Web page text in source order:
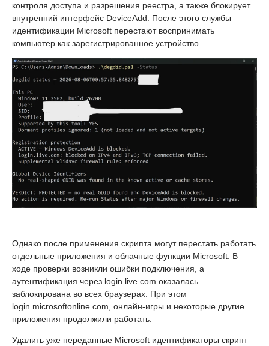
контроля доступа и разрешения реестра, а также блокирует
внутренний интерфейс DeviceAdd. После этого службы
идентификации Microsoft перестают воспринимать
компьютер как зарегистрированное устройство.
Однако после применения скрипта могут перестать работать
отдельные приложения и облачные функции Microsoft. В
ходе проверки возникли ошибки подключения, а
аутентификация через login.live.com оказалась
заблокирована во всех браузерах. При этом
login.microsoftonline.com, онлайн-игры и некоторые другие
приложения продолжили работать.
Удалить уже переданные Microsoft идентификаторы скрипт